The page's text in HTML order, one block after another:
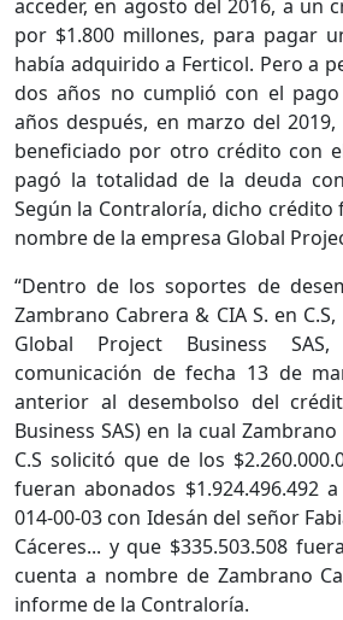
acceder, en agosto del 2016, a un
por $1.800 millones, para pagar
había adquirido a Ferticol. Pero a
dos años no cumplió con el
años después, en marzo del
beneficiado por otro crédito con
pagó la totalidad de la deuda
Según la Contraloría, dicho crédito
nombre de la empresa Global
“Dentro de los soportes de
Zambrano Cabrera & CIA S. en
Global Project Business
comunicación de fecha 13 de
anterior al desembolso del
Business SAS) en la cual
C.S solicitó que de los
fueran abonados $1.924.496.492
014-00-03 con Idesán del señor
Cáceres... y que $335.503.508
cuenta a nombre de Zambrano
informe de la Contraloría.